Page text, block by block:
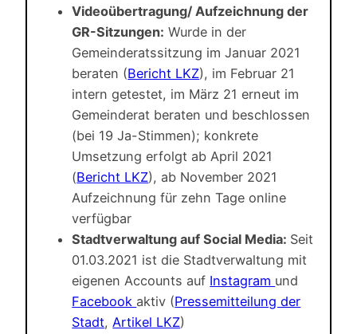
Videoübertragung/ Aufzeichnung der
GR-Sitzungen: Wurde in der
Gemeinderatssitzung im Januar 2021
beraten (Bericht LKZ), im Februar 21
intern getestet, im März 21 erneut im
Gemeinderat beraten und beschlossen
(bei 19 Ja-Stimmen); konkrete
Umsetzung erfolgt ab April 2021
(Bericht LKZ), ab November 2021
Aufzeichnung für zehn Tage online
verfügbar
Stadtverwaltung auf Social Media: Seit
01.03.2021 ist die Stadtverwaltung mit
eigenen Accounts auf Instagram und
Facebook aktiv (Pressemitteilung der
Stadt,Artikel LKZ)